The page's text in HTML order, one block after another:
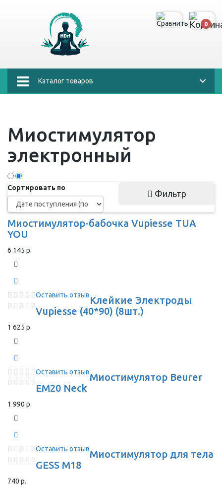
0
Каталог товаров
Миостимулятор
электронный
Сортировать по
Фильтр
Миостимулятор-бабочка Vupiesse TUA
YOU
6 145 р.
Оставить отзывКлейкие Электроды
Vupiesse (40*90) (8шт.)
1 625 р.
Оставить отзывМиостимулятор Beurer
EM20 Neck
1 990 р.
Оставить отзывМиостимулятор для тела
GESS M18
740 р.